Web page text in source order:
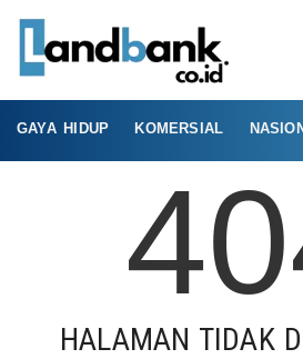
GAYA HIDUP KOMERSIAL
HALAMAN TIDAK